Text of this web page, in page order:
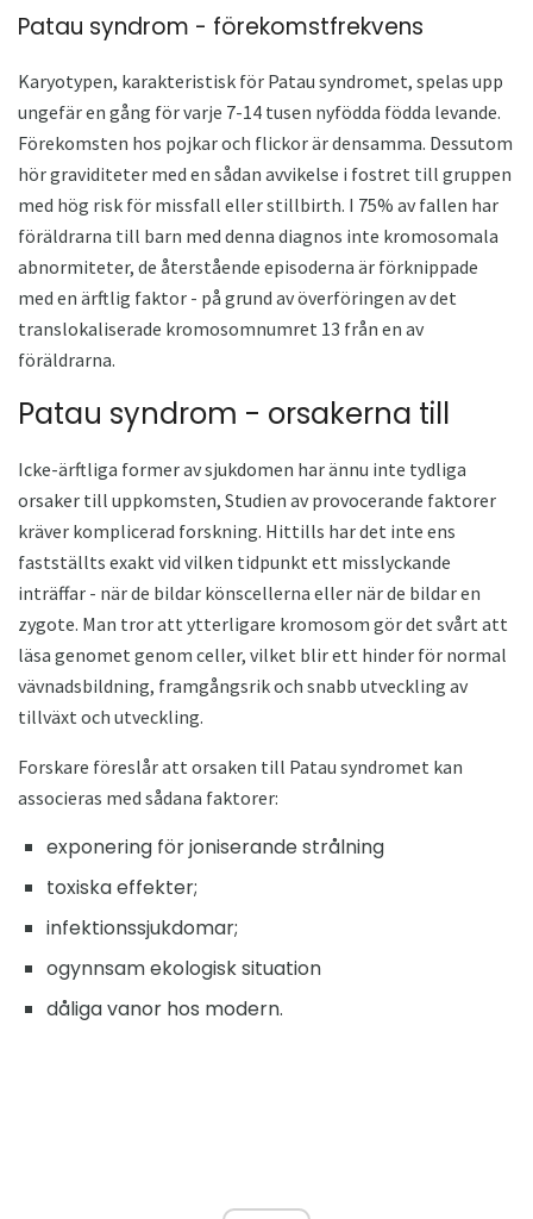
Patau syndrom - förekomstfrekvens
Karyotypen, karakteristisk för Patau syndromet, spelas upp
ungefär en gång för varje 7-14 tusen nyfödda födda levande.
Förekomsten hos pojkar och flickor är densamma. Dessutom
hör graviditeter med en sådan avvikelse i fostret till gruppen
med hög risk för missfall eller stillbirth. I 75% av fallen har
föräldrarna till barn med denna diagnos inte kromosomala
abnormiteter, de återstående episoderna är förknippade
med en ärftlig faktor - på grund av överföringen av det
translokaliserade kromosomnumret 13 från en av
föräldrarna.
Patau syndrom - orsakerna till
Icke-ärftliga former av sjukdomen har ännu inte tydliga
orsaker till uppkomsten, Studien av provocerande faktorer
kräver komplicerad forskning. Hittills har det inte ens
fastställts exakt vid vilken tidpunkt ett misslyckande
inträffar - när de bildar könscellerna eller när de bildar en
zygote. Man tror att ytterligare kromosom gör det svårt att
läsa genomet genom celler, vilket blir ett hinder för normal
vävnadsbildning, framgångsrik och snabb utveckling av
tillväxt och utveckling.
Forskare föreslår att orsaken till Patau syndromet kan
associeras med sådana faktorer:
exponering för joniserande strålning
toxiska effekter;
infektionssjukdomar;
ogynnsam ekologisk situation
dåliga vanor hos modern.